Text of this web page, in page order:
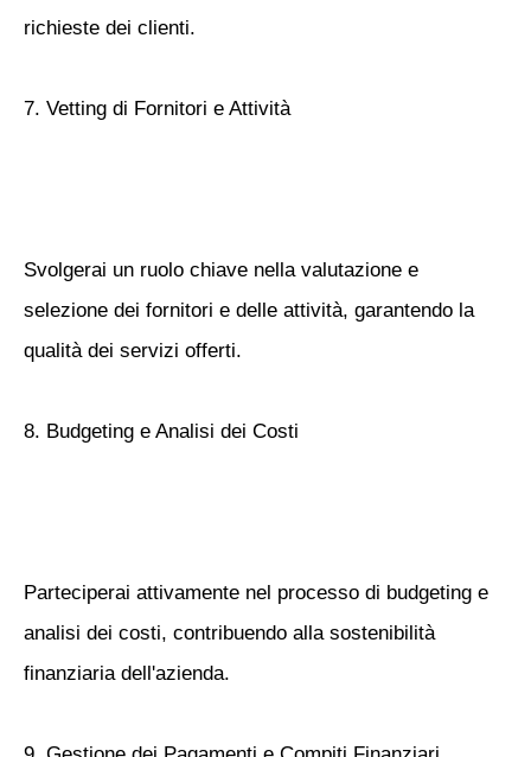
richieste dei clienti.
7. Vetting di Fornitori e Attività
Svolgerai un ruolo chiave nella valutazione e
selezione dei fornitori e delle attività, garantendo la
qualità dei servizi offerti.
8. Budgeting e Analisi dei Costi
Parteciperai attivamente nel processo di budgeting e
analisi dei costi, contribuendo alla sostenibilità
finanziaria dell'azienda.